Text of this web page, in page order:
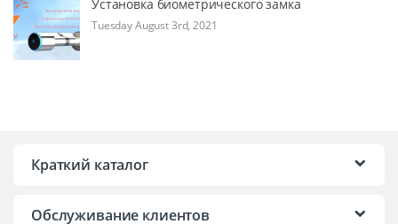
Установка биометрического замка
Tuesday August 3rd, 2021
Краткий каталог
Обслуживание клиентов